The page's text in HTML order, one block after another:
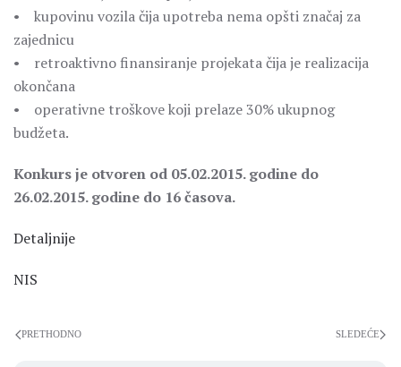
• kupovinu vozila čija upotreba nema opšti značaj za
zajednicu
• retroaktivno finansiranje projekata čija je realizacija
okončana
• operativne troškove koji prelaze 30% ukupnog
budžeta.
Konkurs je otvoren od 05.02.2015. godine do
26.02.2015. godine do 16 časova.
Detaljnije
NIS
PRETHODNO SLEDEĆE